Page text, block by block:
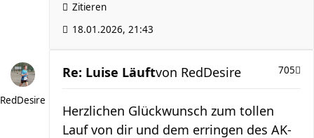
Zitieren
18.01.2026, 21:43
RedDesire
Re: Luise Läuft 705
von RedDesire
Herzlichen Glückwunsch zum tollen
Lauf von dir und dem erringen des AK-